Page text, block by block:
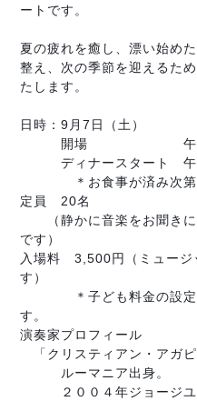
ートです。
夏の疲れを癒し、漂い始め
整え、次の季節を迎えるた
たします。
日時： 9 月 7 日（土）
開場 午
ディナースタート 午
＊お食事が済み次第、
定員 20名
（静かに音楽をお聞きに
です）
入場料 3,500 円（ミュー
す）
＊子ども料金の設定は
す。
演奏家プロフィール
「クリスティアン・アガピ
ルーマニア出身。
２００４年ジョージユ